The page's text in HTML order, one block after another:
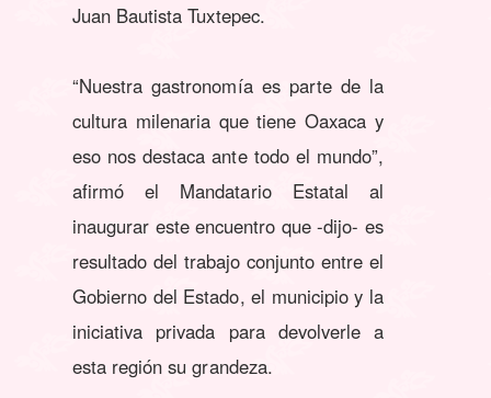
Juan Bautista Tuxtepec.
“Nuestra gastronomía es parte de la
cultura milenaria que tiene Oaxaca y
eso nos destaca ante todo el mundo”,
afirmó el Mandatario Estatal al
inaugurar este encuentro que -dijo- es
resultado del trabajo conjunto entre el
Gobierno del Estado, el municipio y la
iniciativa privada para devolverle a
esta región su grandeza.